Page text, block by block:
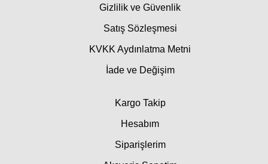
Gizlilik ve Güvenlik
Satış Sözleşmesi
KVKK Aydınlatma Metni
İade ve Değişim
Kargo Takip
Hesabım
Siparişlerim